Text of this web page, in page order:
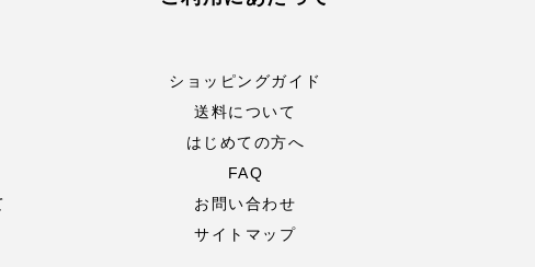
ショッピングガイド
送料について
はじめての方へ
FAQ
お問い合わせ
サイトマップ